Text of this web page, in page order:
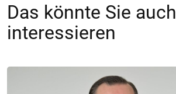
Das könnte Sie auch
interessieren